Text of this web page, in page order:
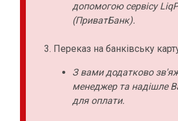
допомогою сервісу
(ПриватБанк).
Переказ на банківську
З вами додатково
менеджер та надішле
для оплати.